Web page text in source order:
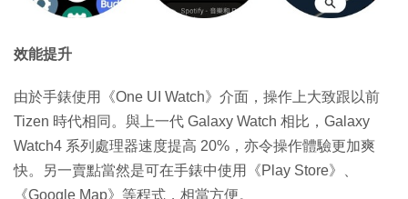
效能提升
由於手錶使用《One UI Watch》介面，操作上大致跟以前
Tizen 時代相同。與上一代 Galaxy Watch 相比，Galaxy
Watch4 系列處理器速度提高 20%，亦令操作體驗更加爽
快。另一賣點當然是可在手錶中使用《Play Store》、
《Google Map》等程式，相當方便。